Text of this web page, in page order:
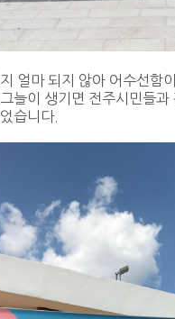
얼마 되지 않아 어수선함
늘이 생기면 전주시민들
습니다.